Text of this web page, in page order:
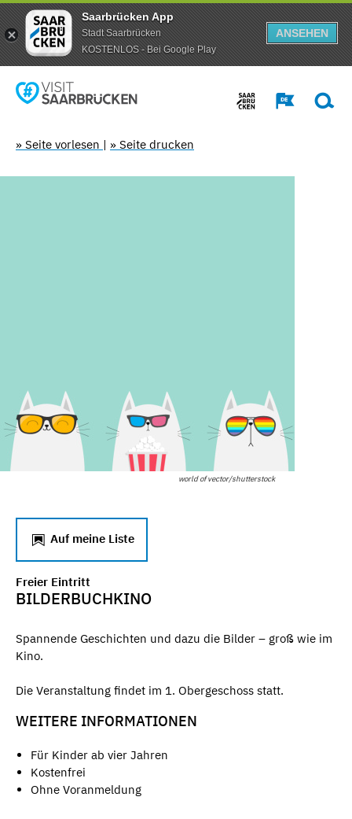
Saarbrücken App
Stadt Saarbrücken
KOSTENLOS - Bei Google Play
ANSEHEN
» Seite vorlesen | » Seite drucken
world of vector/shutterstock
Auf meine Liste
Freier Eintritt
BILDERBUCHKINO
Spannende Geschichten und dazu die Bilder – groß wie im
Kino.
Die Veranstaltung findet im 1. Obergeschoss statt.
WEITERE INFORMATIONEN
Für Kinder ab vier Jahren
Kostenfrei
Ohne Voranmeldung